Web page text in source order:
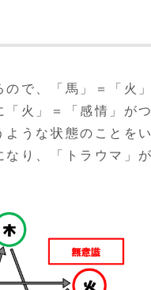
で、「馬」＝「火
火」＝「感情」が
うな状態のことを
り、「トラウマ」